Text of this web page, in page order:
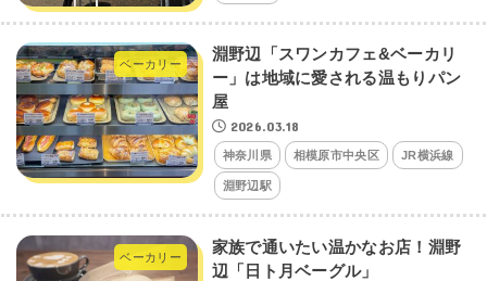
ベーカリー
淵野辺「スワンカフェ&ベーカリ
ー」は地域に愛される温もりパン
屋
2026.03.18
神奈川県 相模原市中央区 JR横浜線
淵野辺駅
ベーカリー
家族で通いたい温かなお店！淵野
辺「日ト月ベーグル」